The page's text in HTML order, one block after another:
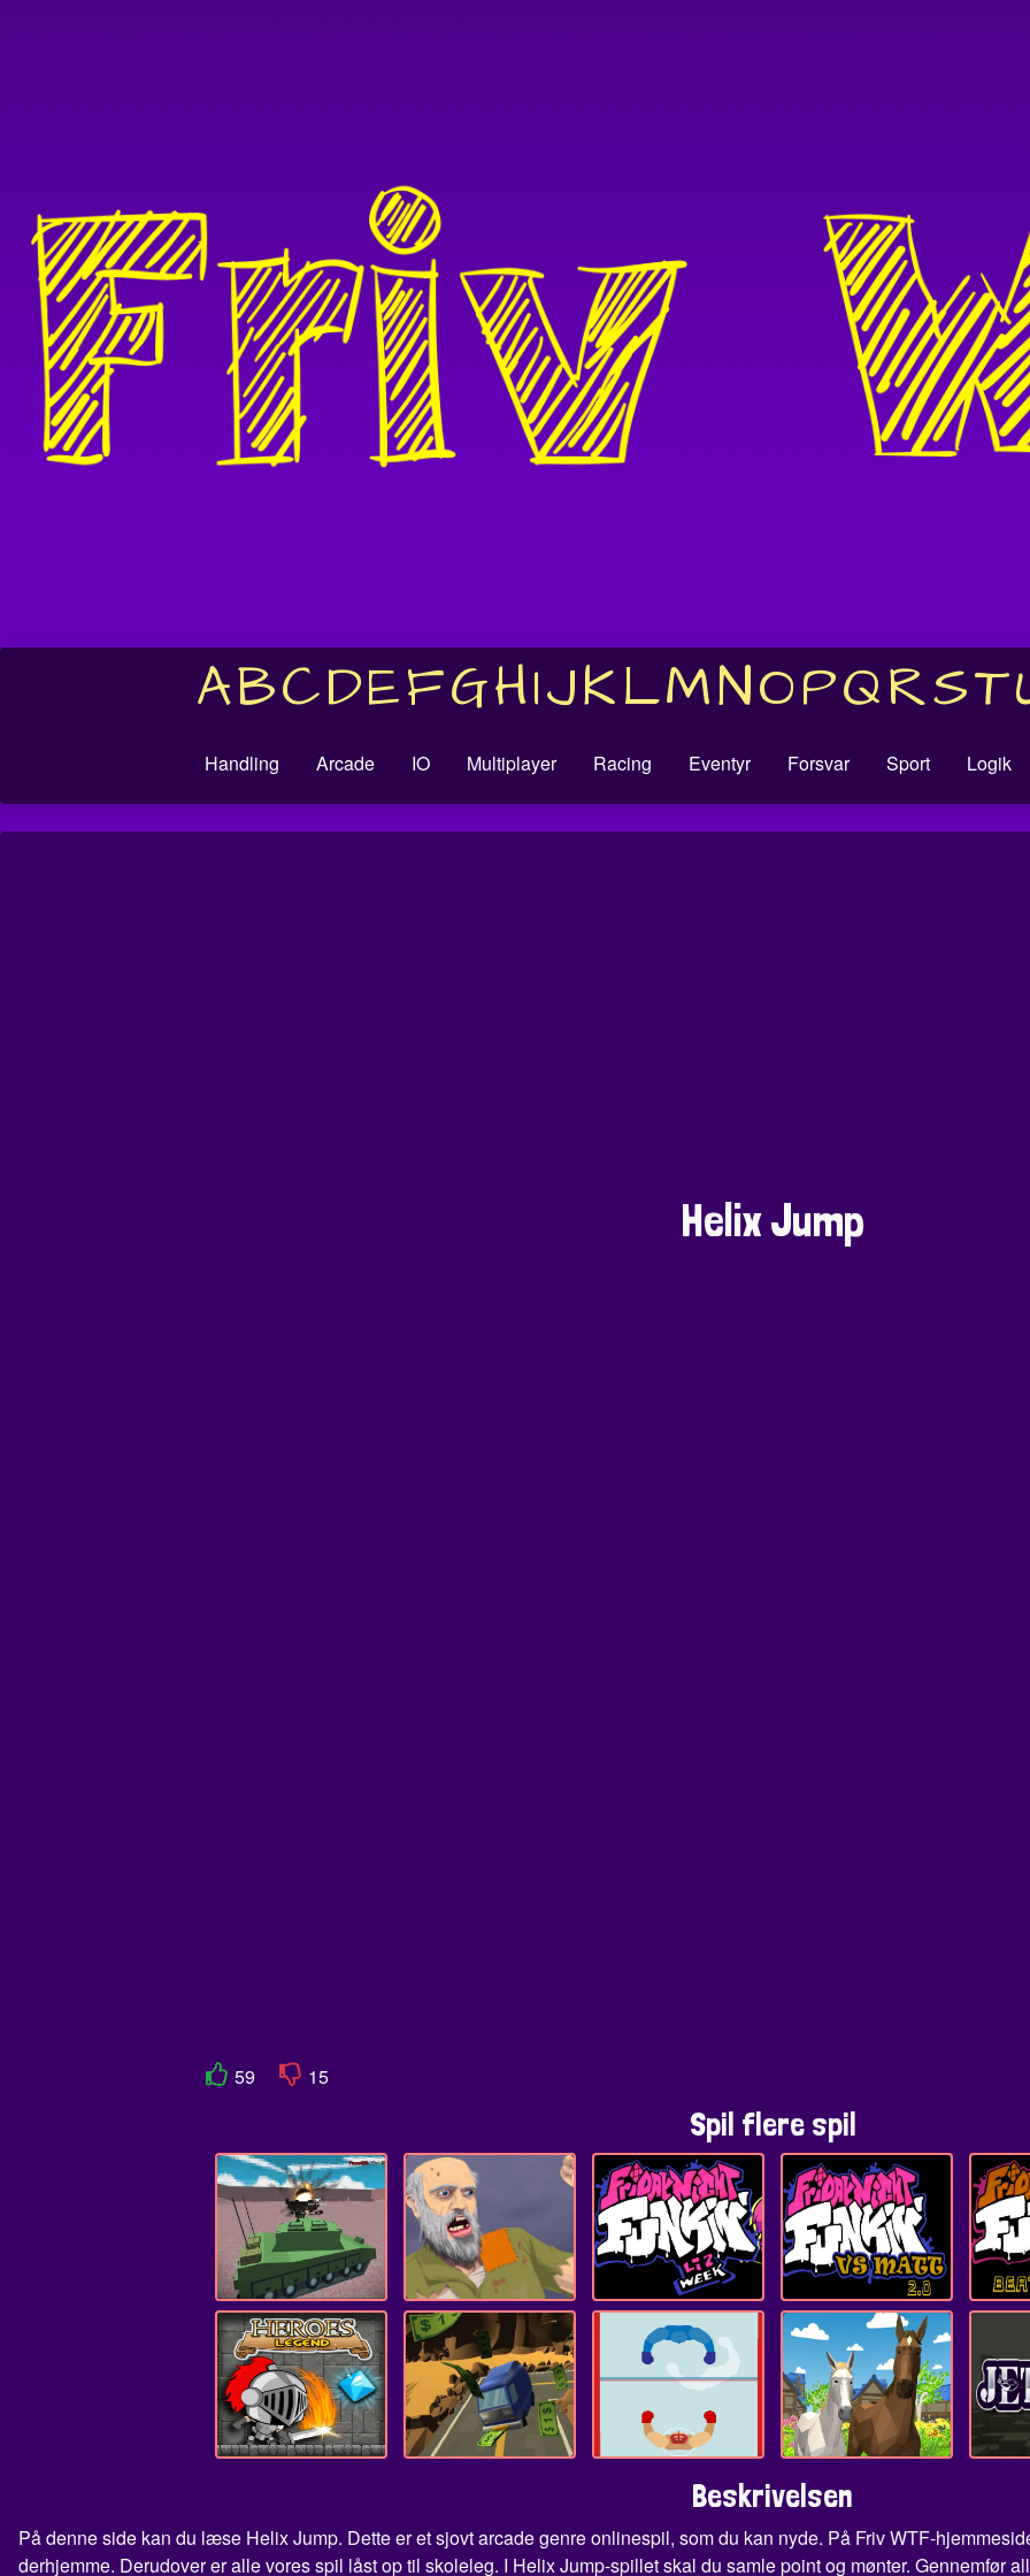
ABCDEFGHIJKLMNOPQRST
Handling Arcade IO Multiplayer Racing Eventyr Forsvar Sport Logik
Helix Jump
59 15
Spil flere spil
Beskrivelsen
På denne side kan du læse Helix Jump. Dette er et sjovt arcade genre onlinespil, som du kan nyde. På Friv WTF-
derhjemme. Derudover er alle vores spil låst op til skoleleg. I Helix Jump-spillet skal du samle point og mønter. Gennemfør